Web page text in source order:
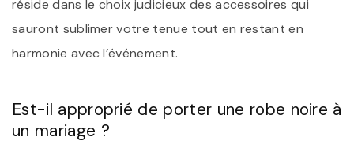
réside dans le choix judicieux des accessoires qui
sauront sublimer votre tenue tout en restant en
harmonie avec l’événement.
Est-il approprié de porter une robe noire à
un mariage ?